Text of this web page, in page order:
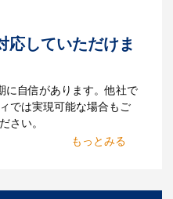
応していただけま
に自信があります。他社で
では実現可能な場合もご
さい。